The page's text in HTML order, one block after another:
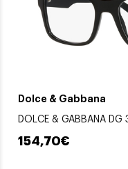
Dolce & Gabbana
DOLCE & GABBANA DG
154,70€